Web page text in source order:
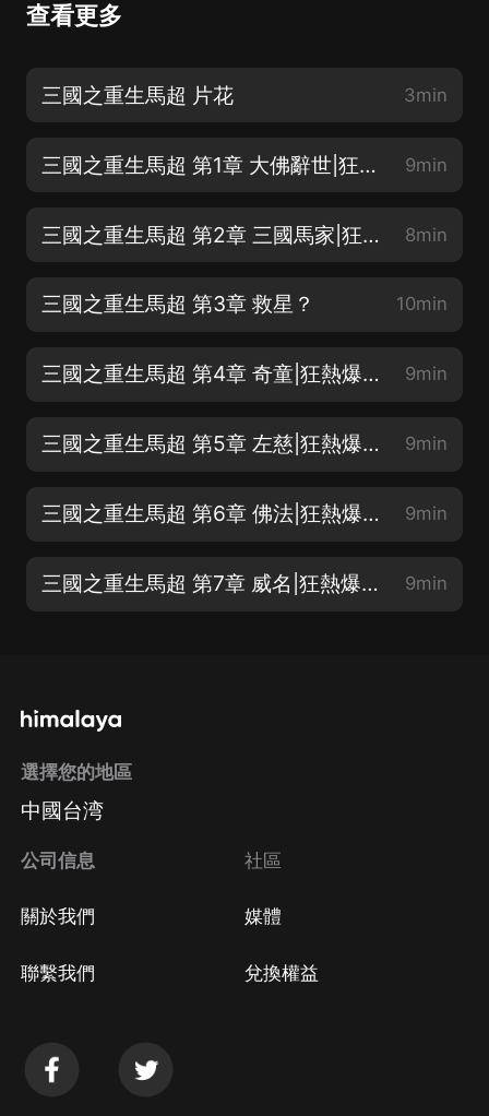
查看更多
三國之重生馬超 片花 3min
三國之重生馬超 第1章 大佛辭世|狂熱爆更中 9min
三國之重生馬超 第2章 三國馬家|狂熱爆更中 8min
三國之重生馬超 第3章 救星？ 10min
三國之重生馬超 第4章 奇童|狂熱爆更中 9min
三國之重生馬超 第5章 左慈|狂熱爆更中 9min
三國之重生馬超 第6章 佛法|狂熱爆更中 9min
三國之重生馬超 第7章 威名|狂熱爆更中 9min
選擇您的地區
中國台湾
公司信息
關於我們
聯繫我們
社區
媒體
兌換權益